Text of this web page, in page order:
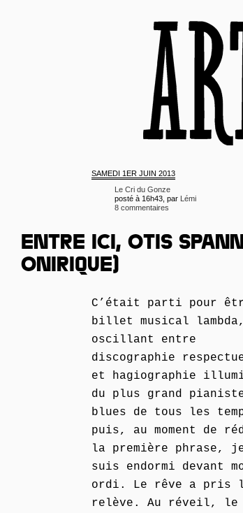
SAMEDI 1ER JUIN 2013
Le Cri du Gonze
posté à 16h43, par Lémi
8 commentaires
ENTRE ICI, OTIS
ONIRIQUE)
C’était parti pour
billet musical lambda,
oscillant entre
discographie
et hagiographie
du plus grand
blues de tous les
puis, au moment de
la première phrase, je
suis endormi devant
ordi. Le rêve a pris
relève. Au réveil, le